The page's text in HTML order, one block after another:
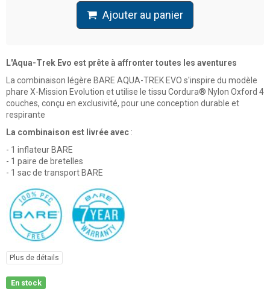
Ajouter au panier
L'Aqua-Trek Evo est prête à affronter toutes les aventures
La combinaison légère BARE AQUA-TREK EVO s'inspire du modèle
phare X-Mission Evolution et utilise le tissu Cordura® Nylon Oxford 4
couches, conçu en exclusivité, pour une conception durable et
respirante
La combinaison est livrée avec :
- 1 inflateur BARE
- 1 paire de bretelles
- 1 sac de transport BARE
Plus de détails
En stock